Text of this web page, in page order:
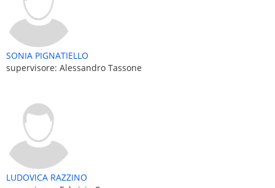
SONIA PIGNATIELLO
supervisore: Alessandro Tassone
LUDOVICA RAZZINO